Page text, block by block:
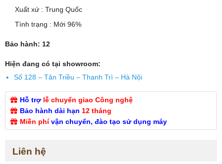
đánh giá
Xuất xứ : Trung Quốc
Tình trạng : Mới 96%
Bảo hành: 12
Hiện đang có tại showroom:
Số 128 – Tân Triều – Thanh Trì – Hà Nội
Hỗ trợ lễ chuyển giao Công nghệ
Bảo hành dài hạn 12 tháng
Miền phí vận chuyển, đào tạo sử dụng máy
Liên hệ